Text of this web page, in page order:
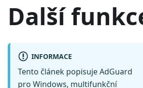
Další
INFORMACE
Tento článek popisuje AdGuard
pro Windows, multifunkční